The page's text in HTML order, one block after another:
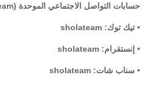
حسابات التواصل الاجتماعي الموحدة (sholateam):
• تيك توك: sholateam
• إنستقرام: sholateam
• سناب شات: sholateam